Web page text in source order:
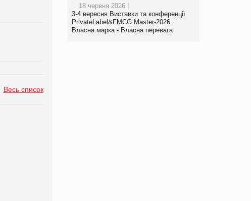
Весь список
18 червня 2026 |
3-4 вересня Виставки та конференції
PrivateLabel&FMCG Master-2026:
Власна марка - Власна перевага